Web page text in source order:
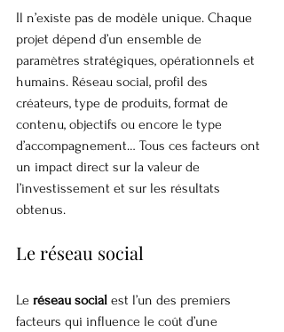
Il n’existe pas de modèle unique. Chaque
projet dépend d’un ensemble de
paramètres stratégiques, opérationnels et
humains. Réseau social, profil des
créateurs, type de produits, format de
contenu, objectifs ou encore le type
d’accompagnement… Tous ces facteurs ont
un impact direct sur la valeur de
l’investissement et sur les résultats
obtenus.
Le réseau social
Le réseau social est l’un des premiers
facteurs qui influence le coût d’une